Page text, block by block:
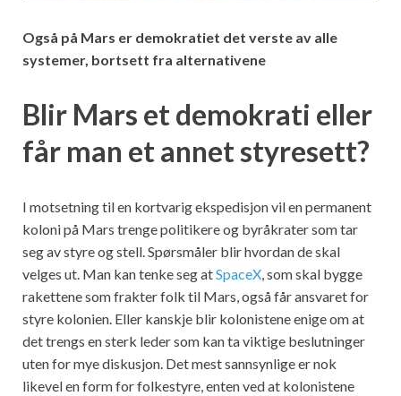
Også på Mars er demokratiet det verste av alle
systemer, bortsett fra alternativene
Blir Mars et demokrati eller
får man et annet styresett?
I motsetning til en kortvarig ekspedisjon vil en permanent
koloni på Mars trenge politikere og byråkrater som tar
seg av styre og stell. Spørsmåler blir hvordan de skal
velges ut. Man kan tenke seg atSpaceX, som skal bygge
rakettene som frakter folk til Mars, også får ansvaret for
styre kolonien. Eller kanskje blir kolonistene enige om at
det trengs en sterk leder som kan ta viktige beslutninger
uten for mye diskusjon. Det mest sannsynlige er nok
likevel en form for folkestyre, enten ved at kolonistene